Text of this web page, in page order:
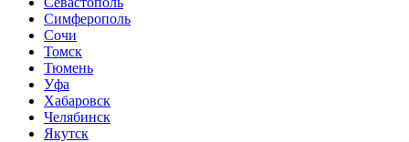
Симферополь
Сочи
Томск
Тюмень
Уфа
Хабаровск
Челябинск
Якутск